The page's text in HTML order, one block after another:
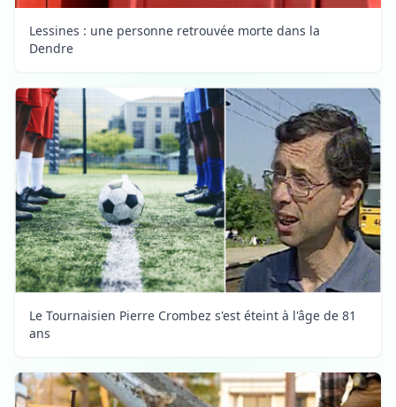
Lessines : une personne retrouvée morte dans la
Dendre
Le Tournaisien Pierre Crombez s'est éteint à l'âge de 81
ans